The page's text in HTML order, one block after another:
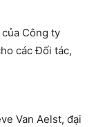
Công ty
các Đối tác,
Van Aelst, đại